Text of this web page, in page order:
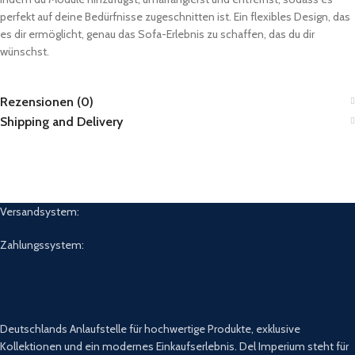
perfekt auf deine Bedürfnisse zugeschnitten ist. Ein flexibles Design, das
es dir ermöglicht, genau das Sofa-Erlebnis zu schaffen, das du dir
wünschst.
Rezensionen (0)
Shipping and Delivery
Versandsystem:
Zahlungssystem:
Deutschlands Anlaufstelle für hochwertige Produkte, exklusive
Kollektionen und ein modernes Einkaufserlebnis. Del Imperium steht für